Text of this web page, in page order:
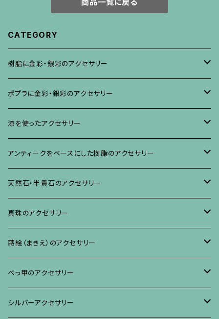
商品一覧に戻る
CATEGORY
樹脂に金彩・銀彩のアクセサリー
ブローチ
イヤリング・ピアス
ネックレス、その他
ポプラに金彩・銀彩のアクセサリー
ブローチ
イヤリング、ピアス
ネックレス、ペンダント
ブレスレット、バングル、その他
漆を使ったアクセサリー
ブローチ
イヤリング・ピアス
ネックレス・ペンダント
リング
ブレスレット・バングル、その他
アンティークをベースにした樹脂のアクセサリー
ブローチ
イヤリング・ピアス
ネックレス、ペンダント
ブレスレット、その他
天然石・半貴石のアクセサリー
ブローチ
イヤリング・ピアス
ネックレス、ペンダント
リング
真珠のアクセサリー
ブローチ
イヤリング・ピアス
ネックレス、ペンダント
蒔絵（まきえ）のアクセサリー
べっ甲に蒔絵のアクセサリー
ブローチ
真珠に蒔絵のアクセサリー
べっ甲のアクセサリー
ブローチ
シルバーアクセサリー